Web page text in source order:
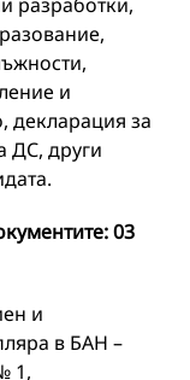
и
декларация за
ДС, други
03
и
в БАН –
1,